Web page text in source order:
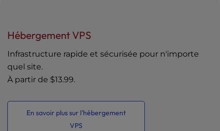
Hébergement VPS
Infrastructure rapide et sécurisée pour n'importe
quel site.
À partir de $13.99.
En savoir plus sur l'hébergement
VPS